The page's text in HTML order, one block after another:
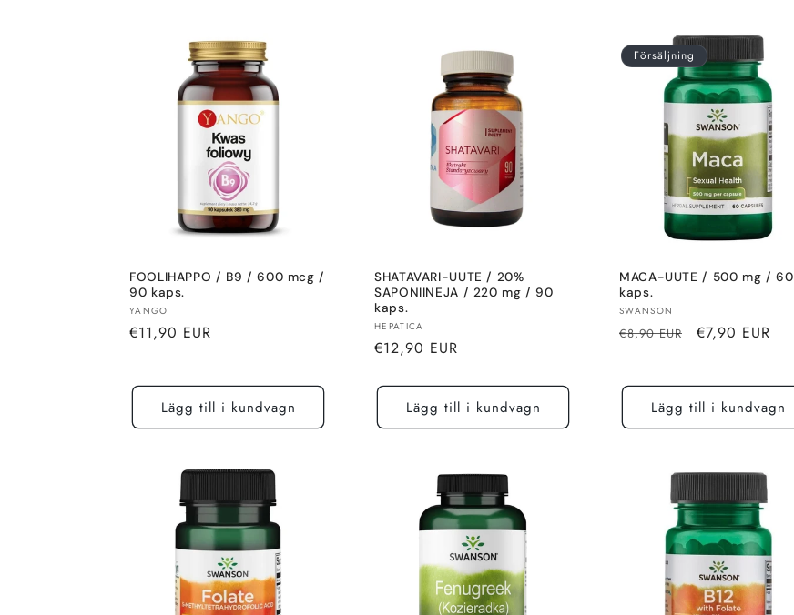
FOOLIHAPPO / B9 / 600 mcg /
90 kaps.
Säljare:
YANGO
Normalt
€11,90 EUR
Lägg till i kundvagn
SHATAVARI-UUTE / 20%
SAPONIINEJA / 220 mg / 90
kaps.
Säljare:
HEPATICA
Normalt
€12,90 EUR
Lägg till i kundvagn
Försäljning
MACA-UUTE / 500 mg / 60
kaps.
Säljare:
SWANSON
Normalt
€8,90 EUR
Rea-
€7,90 EUR
Lägg till i kundvagn